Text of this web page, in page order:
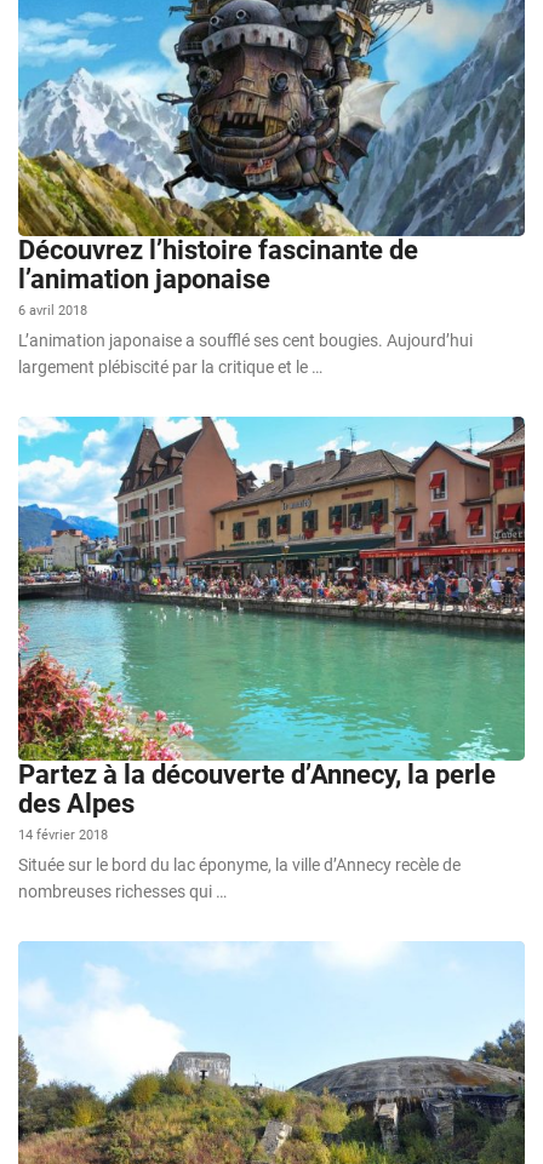
Découvrez l’histoire fascinante de
l’animation japonaise
6 avril 2018
L’animation japonaise a soufflé ses cent bougies. Aujourd’hui
largement plébiscité par la critique et le …
Partez à la découverte d’Annecy, la perle
des Alpes
14 février 2018
Située sur le bord du lac éponyme, la ville d’Annecy recèle de
nombreuses richesses qui …